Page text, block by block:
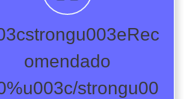
omendado
strongu00